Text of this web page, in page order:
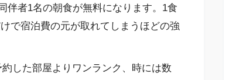
伴者1名の朝食が無料になります。1食
で宿泊費の元が取れてしまうほどの強
した部屋よりワンランク、時には数